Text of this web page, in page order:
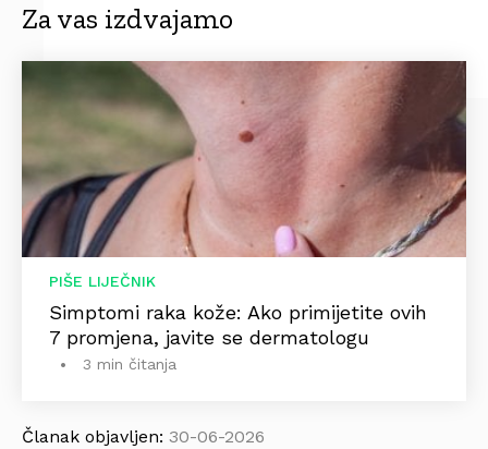
Za vas izdvajamo
PIŠE LIJEČNIK
Simptomi raka kože: Ako primijetite ovih
7 promjena, javite se dermatologu
3 min čitanja
Članak objavljen: 30-06-2026